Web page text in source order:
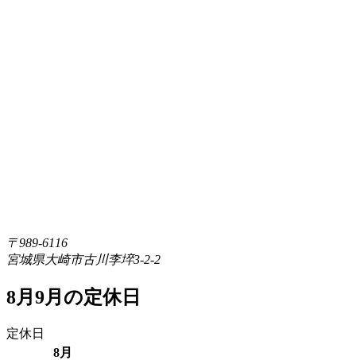
〒989-6116
宮城県大崎市古川李埣3-2-2
8月9月の定休日
定休日
8月